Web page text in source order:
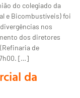
do colegiado da
e Bicombustíveis) foi
nos
dos diretores
de
[…]
da